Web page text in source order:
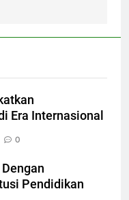
Era Internasional
0
Pendidikan